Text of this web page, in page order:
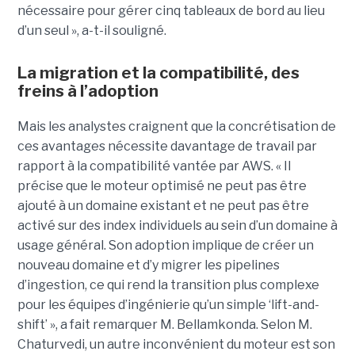
nécessaire pour gérer cinq tableaux de bord au lieu
d’un seul », a-t-il souligné.
La migration et la compatibilité, des
freins à l’adoption
Mais les analystes craignent que la concrétisation de
ces avantages nécessite davantage de travail par
rapport à la compatibilité vantée par AWS. « Il
précise que le moteur optimisé ne peut pas être
ajouté à un domaine existant et ne peut pas être
activé sur des index individuels au sein d’un domaine à
usage général. Son adoption implique de créer un
nouveau domaine et d’y migrer les pipelines
d’ingestion, ce qui rend la transition plus complexe
pour les équipes d’ingénierie qu’un simple ‘lift-and-
shift’ », a fait remarquer M. Bellamkonda. Selon M.
Chaturvedi, un autre inconvénient du moteur est son